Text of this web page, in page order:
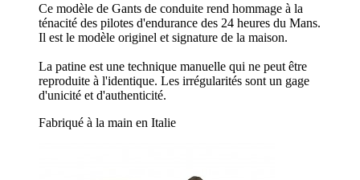
Ce modèle de Gants de conduite rend hommage à la
ténacité des pilotes d'endurance des 24 heures du Mans.
Il est le modèle originel et signature de la maison.
La patine est une technique manuelle qui ne peut être
reproduite à l'identique. Les irrégularités sont un gage
d'unicité et d'authenticité.
Fabriqué à la main en Italie